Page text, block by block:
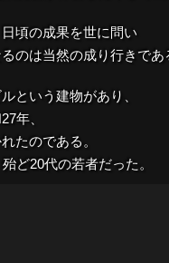
頃の成果を世に問い
のは当然の成り行きであ
という建物があり、
年、
たのである。
ど20代の若者だった。